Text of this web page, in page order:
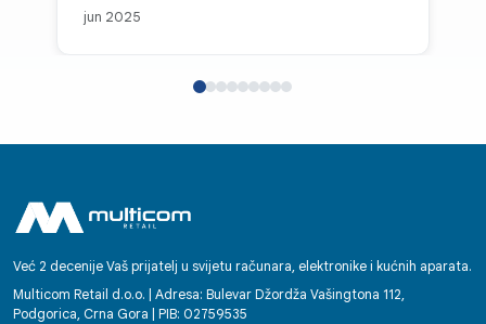
za Multicom d.o.o. i sve pohvale za takvu
slobodno reći, parira velikim firmama i
Bilo da se radi o podršci, savjetovanju ili
tehničkoj pomoći, radnici Multicoma
ostavljaju dojam partnera na kojega se
možete osloniti. Svako dobro! Enko
jun 2025
Već 2 decenije Vaš prijatelj u svijetu računara, elektronike i kućnih aparata.
Multicom Retail d.o.o. | Adresa: Bulevar Džordža Vašingtona 112,
Podgorica, Crna Gora | PIB: 02759535